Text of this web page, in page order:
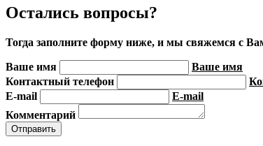
Остались вопросы?
Тогда заполните форму ниже, и мы свяжемся с
Ваше имя
Ваше имя
Контактный телефон
E-mail
E-mail
Комментарий